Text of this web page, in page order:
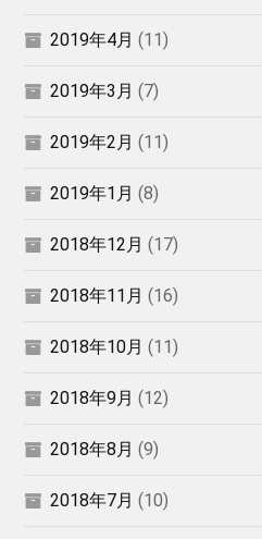
2019年4月 (11)
2019年3月 (7)
2019年2月 (11)
2019年1月 (8)
2018年12月 (17)
2018年11月 (16)
2018年10月 (11)
2018年9月 (12)
2018年8月 (9)
2018年7月 (10)